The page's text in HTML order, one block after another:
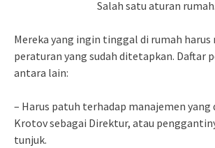
Salah satu aturan rumah.
Mereka yang ingin tinggal di rumah
peraturan yang sudah ditetapkan. Daftar
antara lain:
– Harus patuh terhadap manajemen
Krotov sebagai Direktur, atau
tunjuk.